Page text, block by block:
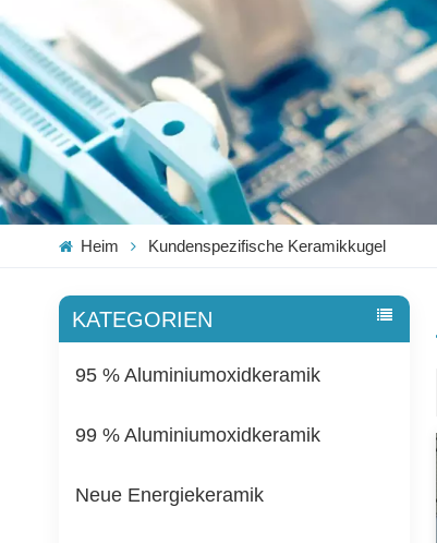
Heim Kundenspezifische Keramikkugel
KATEGORIEN
95 % Aluminiumoxidkeramik
99 % Aluminiumoxidkeramik
Neue Energiekeramik